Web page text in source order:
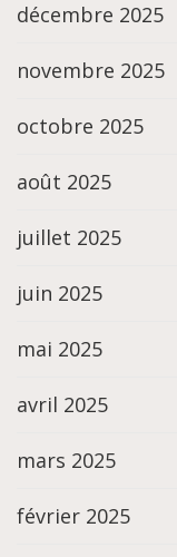
décembre 2025
novembre 2025
octobre 2025
août 2025
juillet 2025
juin 2025
mai 2025
avril 2025
mars 2025
février 2025